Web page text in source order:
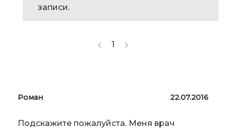
записи.
1
Роман 22.07.2016
Подскажите пожалуйста. Меня врач